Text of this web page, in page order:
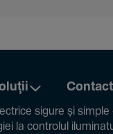
sigure și simple
la controlul